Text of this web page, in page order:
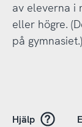
av eleverna i
eller högre.
på gymnasiet.)
Hjälp